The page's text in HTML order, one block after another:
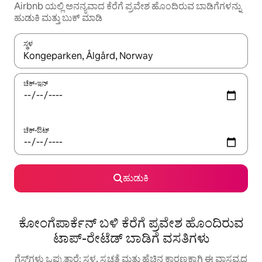
Airbnb ಯಲ್ಲಿ ಅನನ್ಯವಾದ ಕೆರೆಗೆ ಪ್ರವೇಶ ಹೊಂದಿರುವ ಬಾಡಿಗೆಗಳನ್ನು
ಹುಡುಕಿ ಮತ್ತು ಬುಕ್ ಮಾಡಿ
ಸ್ಥಳ
ಫಲಿತಾಂಶಗಳು ಲಭ್ಯವಿರುವಾಗ, ಅಪ್ ಮತ್ತು ಡೌನ್ ಬಾಣದ ಕೀಲಿಗಳೊಂದಿಗೆ
ಚೆಕ್-ಇನ್
ಚೆಕ್-ಔಟ್
ಹುಡುಕಿ
ಕೋಂಗೆಪಾರ್ಕೆನ್ ಬಳಿ ಕೆರೆಗೆ ಪ್ರವೇಶ ಹೊಂದಿರುವ
ಟಾಪ್-ರೇಟೆಡ್ ಬಾಡಿಗೆ ವಸತಿಗಳು
ಗೆಸ್ಟ್‌ಗಳು ಒಪ್ಪುತ್ತಾರೆ: ಸ್ಥಳ, ಸ್ವಚ್ಛತೆ ಮತ್ತು ಹೆಚ್ಚಿನ ಕಾರಣಕ್ಕಾಗಿ ಈ ವಾಸ್ತವ್ಯದ